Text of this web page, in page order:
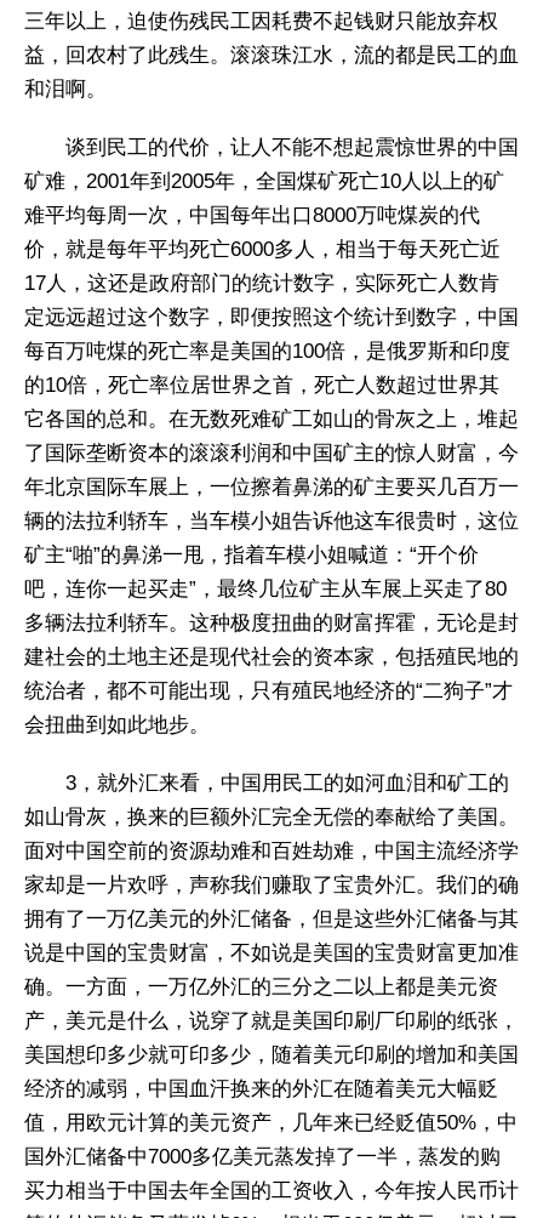
三年以上，迫使伤残民工因耗费不起钱财只能放弃权
益，回农村了此残生。滚滚珠江水，流的都是民工的血
和泪啊。
谈到民工的代价，让人不能不想起震惊世界的中国
矿难，2001年到2005年，全国煤矿死亡10人以上的矿
难平均每周一次，中国每年出口8000万吨煤炭的代
价，就是每年平均死亡6000多人，相当于每天死亡近
17人，这还是政府部门的统计数字，实际死亡人数肯
定远远超过这个数字，即便按照这个统计到数字，中国
每百万吨煤的死亡率是美国的100倍，是俄罗斯和印度
的10倍，死亡率位居世界之首，死亡人数超过世界其
它各国的总和。在无数死难矿工如山的骨灰之上，堆起
了国际垄断资本的滚滚利润和中国矿主的惊人财富，今
年北京国际车展上，一位擦着鼻涕的矿主要买几百万一
辆的法拉利轿车，当车模小姐告诉他这车很贵时，这位
矿主“啪”的鼻涕一甩，指着车模小姐喊道：“开个价
吧，连你一起买走”，最终几位矿主从车展上买走了80
多辆法拉利轿车。这种极度扭曲的财富挥霍，无论是封
建社会的土地主还是现代社会的资本家，包括殖民地的
统治者，都不可能出现，只有殖民地经济的“二狗子”才
会扭曲到如此地步。
3，就外汇来看，中国用民工的如河血泪和矿工的
如山骨灰，换来的巨额外汇完全无偿的奉献给了美国。
面对中国空前的资源劫难和百姓劫难，中国主流经济学
家却是一片欢呼，声称我们赚取了宝贵外汇。我们的确
拥有了一万亿美元的外汇储备，但是这些外汇储备与其
说是中国的宝贵财富，不如说是美国的宝贵财富更加准
确。一方面，一万亿外汇的三分之二以上都是美元资
产，美元是什么，说穿了就是美国印刷厂印刷的纸张，
美国想印多少就可印多少，随着美元印刷的增加和美国
经济的减弱，中国血汗换来的外汇在随着美元大幅贬
值，用欧元计算的美元资产，几年来已经贬值50%，中
国外汇储备中7000多亿美元蒸发掉了一半，蒸发的购
买力相当于中国去年全国的工资收入，今年按人民币计